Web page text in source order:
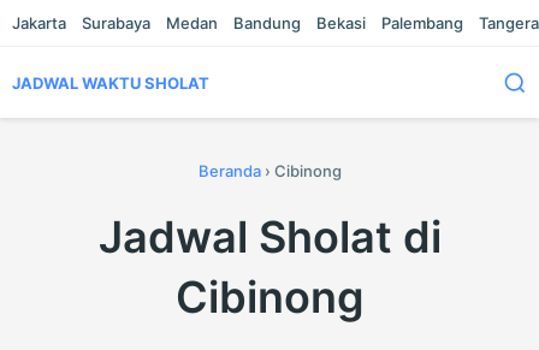
Jakarta Surabaya Medan Bandung Bekasi Palembang
JADWAL WAKTU SHOLAT
Beranda› Cibinong
Jadwal Sholat di
Cibinong